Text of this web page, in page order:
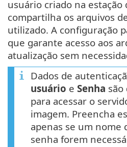
usuário criado na
compartilha os arquivos
utilizado. A configuração
que garante acesso aos
atualização sem
Dados de
usuário e Senha são
para acessar o
imagem. Preencha
apenas se um nome
senha forem